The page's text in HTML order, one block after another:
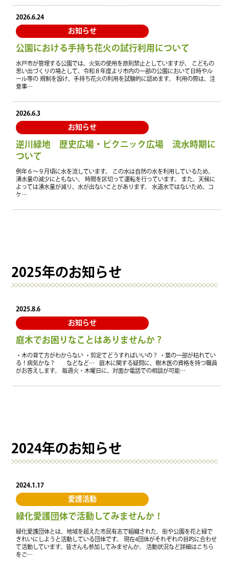
2026.6.24
お知らせ
公園における手持ち花火の試行利用について
水戸市が管理する公園では、火気の使用を原則禁止としていますが、 こどもの
思い出づくりの場として、令和８年度より市内の一部の公園において日時やル
ール等の 規制を設け、手持ち花火の利用を試験的に認めます。 利用の際は、注
意事…
2026.6.3
お知らせ
逆川緑地 歴史広場・ピクニック広場 流水時期に
ついて
例年６～９月頃に水を流しています。 この水は自然の水を利用しているため、
湧水量の減少にともない、 時間を区切って運転を行っています。 また、天候に
よっては湧水量が減り、水が出ないことがあります。 水道水ではないため、コ
ケ…
2025年のお知らせ
2025.8.6
お知らせ
庭木でお困りなことはありませんか？
・木の育て方がわからない ・剪定てどうすればいいの？ ・葉の一部が枯れてい
る！病気かな？ などなど… 庭木に関する疑問に、樹木医の資格を持つ職員
がお答えします。 毎週火・木曜日に、対面か電話での相談が可能…
2024年のお知らせ
2024.1.17
愛護活動
緑化愛護団体で活動してみませんか！
緑化愛護団体とは，地域を超えた市民有志で組織された，街や公園を花と緑で
きれいにしようと活動している団体です。 現在4団体がそれぞれの目的に合わせ
て活動しています。皆さんも参加してみませんか。 活動状況など詳細はこちら
をご…